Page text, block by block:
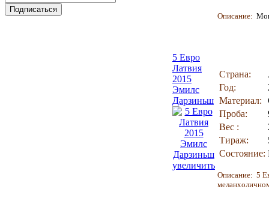
Описание:
5 Евро
Латвия
2015
Эмилс
Дарзиньш
увеличить
Страна:
Год:
Материал:
Проба:
Вес :
Тираж:
Состояние:
Описание: 5